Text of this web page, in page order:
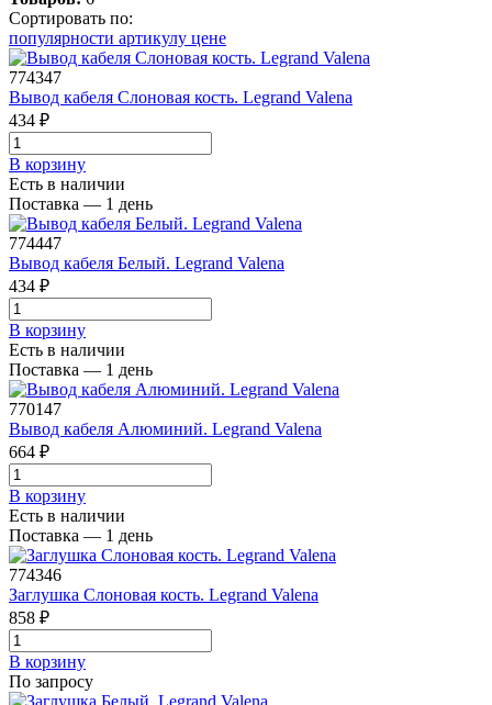
Сортировать по:
популярности артикулу цене
774347
Вывод кабеля Слоновая кость. Legrand Valena
434 ₽
В корзинy
Есть в наличии
Поставка — 1 день
774447
Вывод кабеля Белый. Legrand Valena
434 ₽
В корзинy
Есть в наличии
Поставка — 1 день
770147
Вывод кабеля Алюминий. Legrand Valena
664 ₽
В корзинy
Есть в наличии
Поставка — 1 день
774346
Заглушка Слоновая кость. Legrand Valena
858 ₽
В корзинy
По запросу